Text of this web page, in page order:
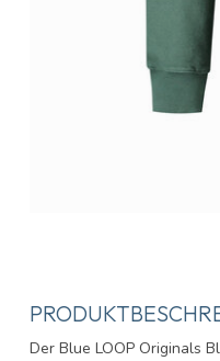
Der Blue LOOP Originals